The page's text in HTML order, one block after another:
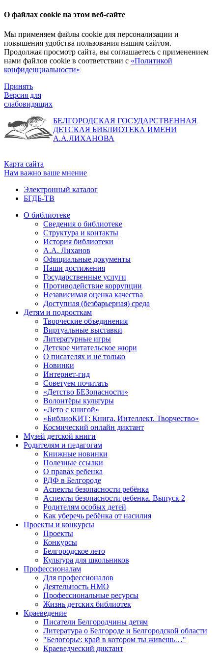
О файлах cookie на этом веб-сайте
Мы применяем файлы cookie для персонализации и
повышения удобства пользования нашим сайтом.
Продолжая просмотр сайта, вы соглашаетесь с применением
нами файлов cookie в соответствии с «Политикой
конфиденциальности»
Принять
Версия для
слабовидящих
БЕЛГОРОДСКАЯ ГОСУДАРСТВЕННАЯ
ДЕТСКАЯ БИБЛИОТЕКА ИМЕНИ
А.А.ЛИХАНОВА
Карта сайта
Нам важно ваше мнение
Электронный каталог
БГДБ-ТВ
О библиотеке
Сведения о библиотеке
Структура и контакты
История библиотеки
А.А. Лиханов
Официальные документы
Наши достижения
Государственные услуги
Противодействие коррупции
Независимая оценка качества
Доступная (безбарьерная) среда
Детям и подросткам
Творческие объединения
Виртуальные выставки
Литературные игры
Детское читательское жюри
О писателях и не только
Новинки
Интернет-гид
Советуем почитать
«Детство БЕЗопасности»
Волонтёры культуры
«Лето с книгой»
«БиблиоКИТ: Книга. Интеллект. Творчество»
Космический онлайн диктант
Музей детской книги
Родителям и педагогам
Книжные новинки
Полезные ссылки
О правах ребенка
РДФ в Белгороде
Аспекты безопасности ребёнка
Аспекты безопасности ребенка. Выпуск 2
Родителям особых детей
Как уберечь ребёнка от насилия
Проекты и конкурсы
Проекты
Конкурсы
Белгородское лето
Культура для школьников
Профессионалам
Для профессионалов
Деятельность НМО
Профессиональные ресурсы
Жизнь детских библиотек
Краеведение
Писатели Белгородчины детям
Литература о Белгороде и Белгородской области
"Белогорье: край в котором ты живешь…"
Краеведческий диктант